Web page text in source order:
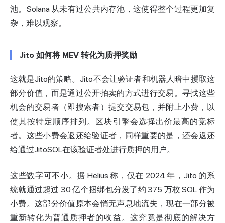
池。Solana 从未有过公共内存池，这使得整个过程更加复
杂，难以观察。
Jito 如何将 MEV 转化为质押奖励
这就是Jito的策略。Jito不会让验证者和机器人暗中攫取这
部分价值，而是通过公开拍卖的方式进行交易。寻找这些
机会的交易者（即搜索者）提交交易包，并附上小费，以
使其按特定顺序排列。区块引擎会选择出价最高的竞标
者。这些小费会返还给验证者，同样重要的是，还会返还
给通过JitoSOL在该验证者处进行质押的用户。
这些数字可不小。据 Helius 称 ，仅在 2024 年，Jito 的系
统就通过超过 30 亿个捆绑包分发了约 375 万枚 SOL 作为
小费。这部分价值原本会悄无声息地流失，现在一部分被
重新转化为普通质押者的收益。这究竟是彻底的解决方